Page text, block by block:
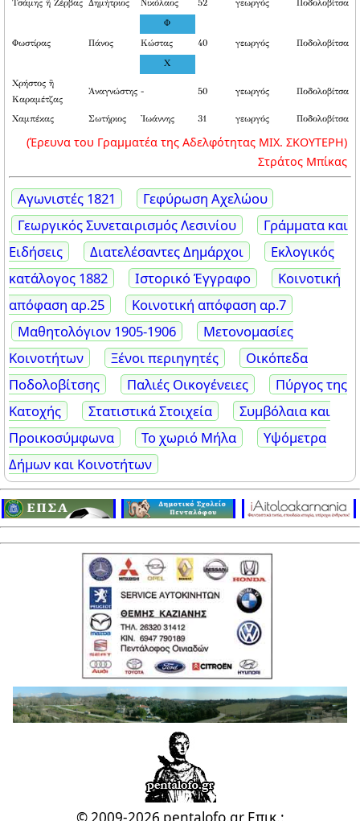
Τσάμης ἢ Ζέρβας Δημήτριος Νικόλαος 52 γεωργός Ποδολοβίτσα
Φ
Φωστίρας Πάνος Κώστας 40 γεωργός Ποδολοβίτσα
X
Χρήστος ἢ
Καραμέτζας
Ἀναγνώστης - 50 γεωργός Ποδολοβίτσα
Χαμπέκας Σωτήριος Ἰωάννης 31 γεωργός Ποδολοβίτσα
(Έρευνα του Γραμματέα της Αδελφότητας ΜΙΧ. ΣΚΟΥΤΕΡΗ)
Στράτος Μπίκας
Αγωνιστές 1821
Γεφύρωση Αχελώου
Γεωργικός Συνεταιρισμός Λεσινίου
Γράμματα και
Ειδήσεις
Διατελέσαντες Δημάρχοι
Εκλογικός
κατάλογος 1882
Ιστορικό Έγγραφο
Κοινοτική
απόφαση αρ.25
Κοινοτική απόφαση αρ.7
Μαθητολόγιον 1905-1906
Μετονομασίες
Κοινοτήτων
Ξένοι περιηγητές
Οικόπεδα
Ποδολοβίτσης
Παλιές Οικογένειες
Πύργος της
Κατοχής
Στατιστικά Στοιχεία
Συμβόλαια και
Προικοσύμφωνα
Το χωριό Μήλα
Υψόμετρα
Δήμων και Κοινοτήτων
© 2009-2026 pentalofo.gr Επικ.: